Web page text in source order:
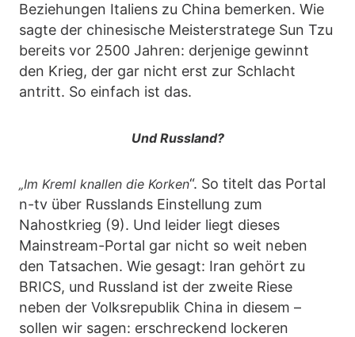
Beziehungen Italiens zu China bemerken. Wie
sagte der chinesische Meisterstratege Sun Tzu
bereits vor 2500 Jahren: derjenige gewinnt
den Krieg, der gar nicht erst zur Schlacht
antritt. So einfach ist das.
Und Russland?
„Im Kreml knallen die Korken“. So titelt das Portal
n-tv über Russlands Einstellung zum
Nahostkrieg (9). Und leider liegt dieses
Mainstream-Portal gar nicht so weit neben
den Tatsachen. Wie gesagt: Iran gehört zu
BRICS, und Russland ist der zweite Riese
neben der Volksrepublik China in diesem –
sollen wir sagen: erschreckend lockeren